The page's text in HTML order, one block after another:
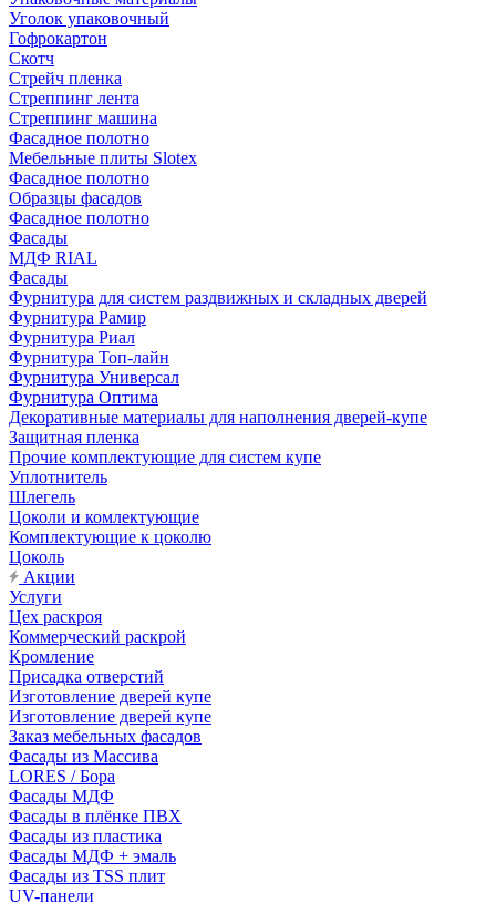
Уголок упаковочный
Гофрокартон
Скотч
Стрейч пленка
Стреппинг лента
Стреппинг машина
Фасадное полотно
Мебельные плиты Slotex
Фасадное полотно
Образцы фасадов
Фасадное полотно
Фасады
МДФ RIAL
Фасады
Фурнитура для систем раздвижных и складных дверей
Фурнитура Рамир
Фурнитура Риал
Фурнитура Топ-лайн
Фурнитура Универсал
Фурнитура Оптима
Декоративные материалы для наполнения дверей-купе
Защитная пленка
Прочие комплектующие для систем купе
Уплотнитель
Шлегель
Цоколи и комлектующие
Комплектующие к цоколю
Цоколь
Акции
Услуги
Цех раскроя
Коммерческий раскрой
Кромление
Присадка отверстий
Изготовление дверей купе
Изготовление дверей купе
Заказ мебельных фасадов
Фасады из Массива
LORES / Бора
Фасады МДФ
Фасады в плёнке ПВХ
Фасады из пластика
Фасады МДФ + эмаль
Фасады из TSS плит
UV-панели